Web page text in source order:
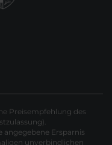
Preisempfehlung des
angegebene Ersparnis
unverbindlichen